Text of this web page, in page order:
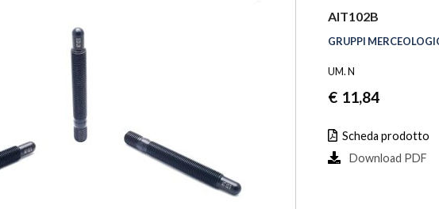
AIT102B
GRUPPI
UM. N
Scheda prodotto
Download PDF
€ 11,84